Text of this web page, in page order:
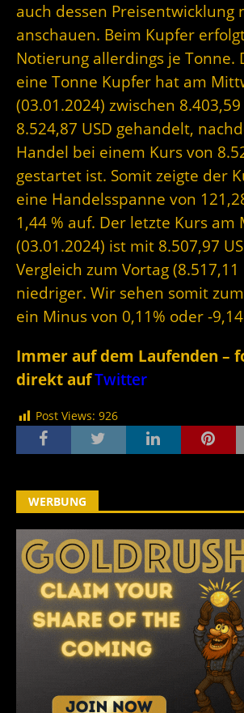
auch dessen Preisentwicklung
anschauen. Beim Kupfer
Notierung allerdings je Tonne.
eine Tonne Kupfer hat am
(03.01.2024) zwischen
8.524,87 USD gehandelt,
Handel bei einem Kurs von
gestartet ist. Somit zeigte der
eine Handelsspanne von
1,44 % auf. Der letzte Kurs am
(03.01.2024) ist mit 8.507,97
Vergleich zum Vortag (8.517,11
niedriger. Wir sehen somit
ein Minus von 0,11% oder -9,14
Immer auf dem Laufenden –
direkt aufTwitter
Post Views: 926
WERBUNG